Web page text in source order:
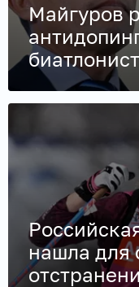
Майгуров
нашла для